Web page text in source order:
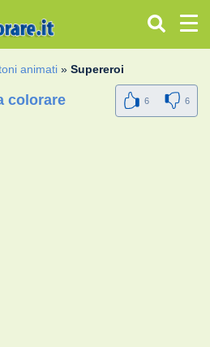
animati »Supereroi
colorare 6 6